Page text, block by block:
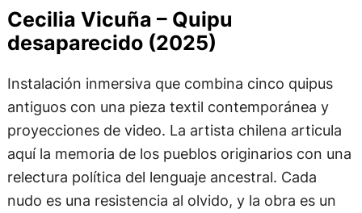
Cecilia Vicuña – Quipu
desaparecido (2025)
Instalación inmersiva que combina cinco quipus
antiguos con una pieza textil contemporánea y
proyecciones de video. La artista chilena articula
aquí la memoria de los pueblos originarios con una
relectura política del lenguaje ancestral. Cada
nudo es una resistencia al olvido, y la obra es un